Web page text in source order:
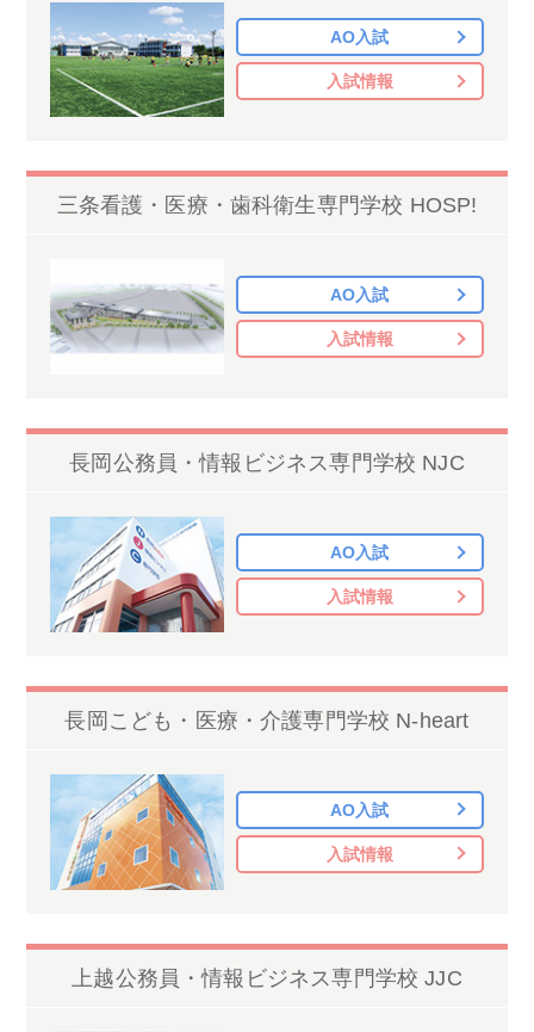
AO入試
入試情報
三条看護・医療・歯科衛生専門学校 HOSP!
AO入試
入試情報
長岡公務員・情報ビジネス専門学校 NJC
AO入試
入試情報
長岡こども・医療・介護専門学校 N-heart
AO入試
入試情報
上越公務員・情報ビジネス専門学校 JJC